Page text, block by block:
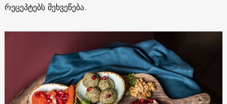
რეცეპტებს მეხვეწება.